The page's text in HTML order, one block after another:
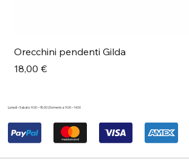
Orecchini pendenti Gilda
Prezzo
18,00 €
Lunedì – Sabato: 9.00 – 18.00 | Domenica: 9.00 – 14.00